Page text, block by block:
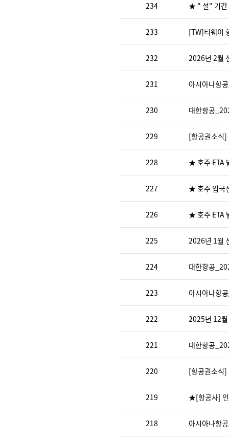
234 ★ " 설" 기간
233 [TW]티웨이
232 2026년 2월
231 아시아나항
230 대한항공
229 [항공권소식]
228 ★ 호주 ETA
227 ★ 호주 입국
226 ★ 호주 ETA
225 2026년 1월
224 대한항공
223 아시아나항
222 2025년 12월
221 대한항공
220 [항공권소식]
219 ★[항공사]
218 아시아나항